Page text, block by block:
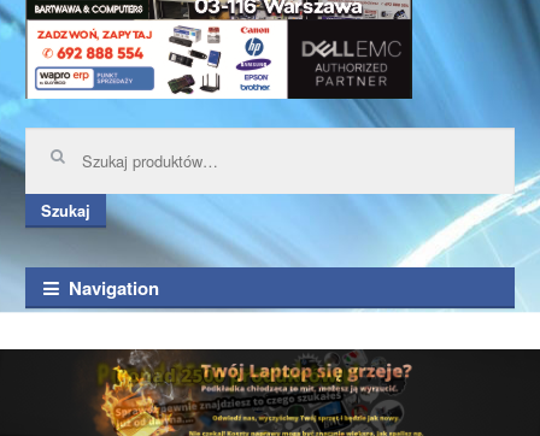
Szukaj:
Szukaj
Navigation